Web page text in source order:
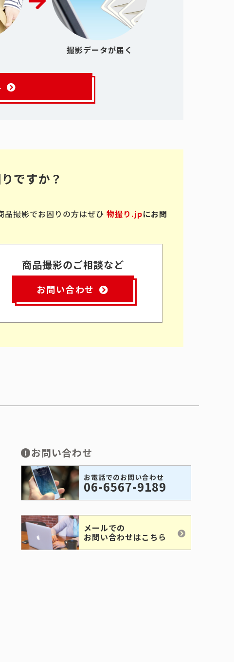
撮影データが届く
ですか？
撮影でお困りの方はぜひ 物撮り.jpにお問
商品撮影のご相談など
お問い合わせ
お問い合わせ
お電話でのお問い合わせ
06-6567-9189
メールでの
お問い合わせはこちら